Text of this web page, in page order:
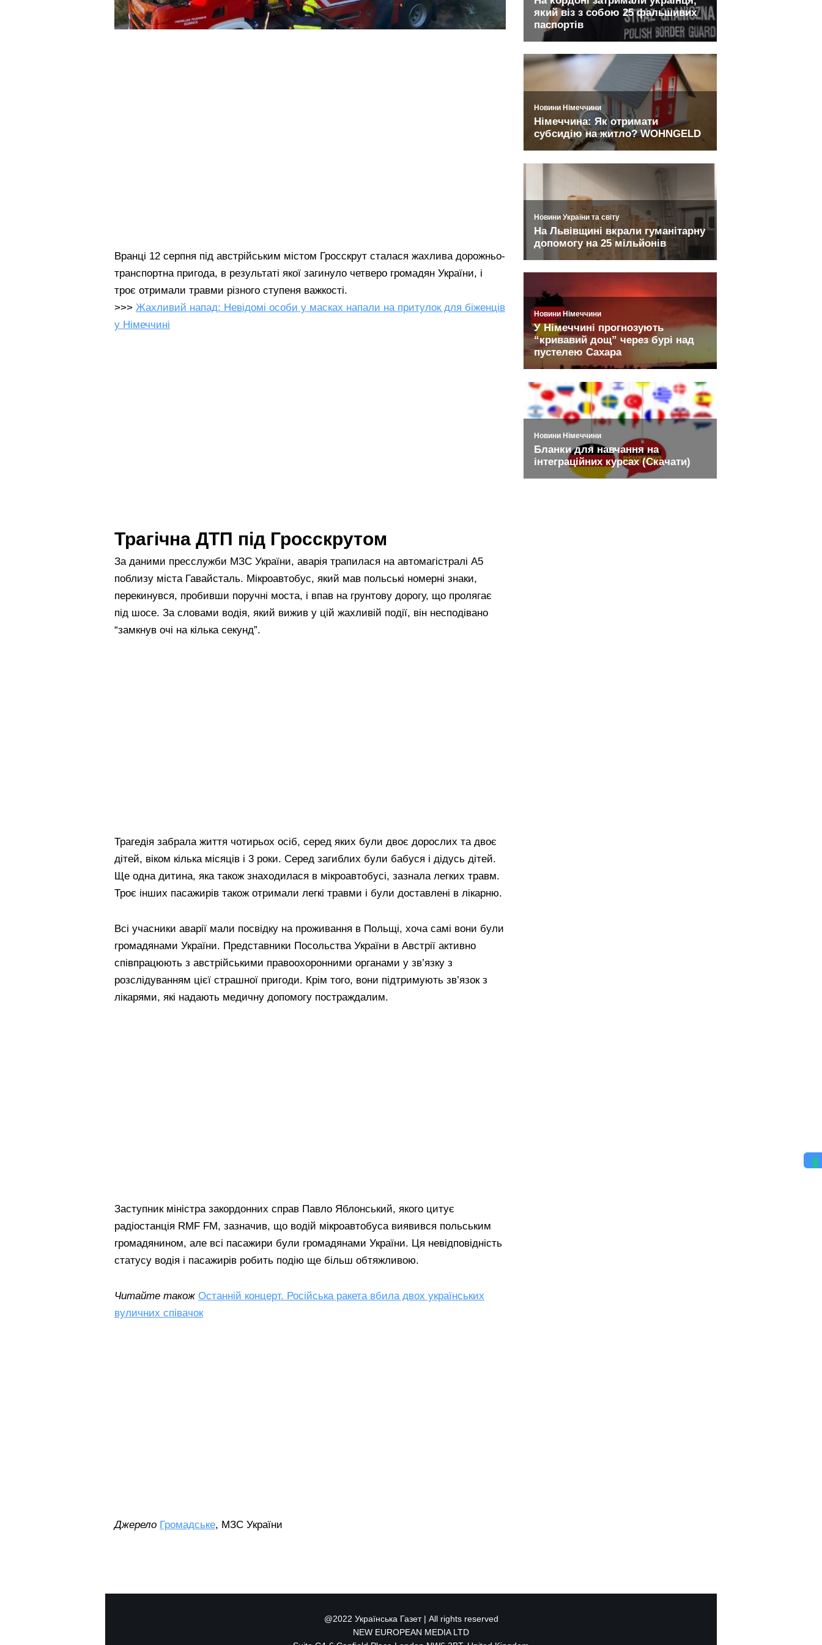
Вранці 12 серпня під австрійським містом Гросскрут сталася жахлива дорожньо-
транспортна пригода, в результаті якої загинуло четверо громадян України, і
троє отримали травми різного ступеня важкості.
>>> Жахливий напад: Невідомі особи у масках напали на притулок для біженців
у Німеччині
Трагічна ДТП під Гросскрутом
За даними пресслужби МЗС України, аварія трапилася на автомагістралі А5
поблизу міста Гавайсталь. Мікроавтобус, який мав польські номерні знаки,
перекинувся, пробивши поручні моста, і впав на грунтову дорогу, що пролягає
під шосе. За словами водія, який вижив у цій жахливій події, він несподівано
“замкнув очі на кілька секунд”.
Трагедія забрала життя чотирьох осіб, серед яких були двоє дорослих та двоє
дітей, віком кілька місяців і 3 роки. Серед загиблих були бабуся і дідусь дітей.
Ще одна дитина, яка також знаходилася в мікроавтобусі, зазнала легких травм.
Троє інших пасажирів також отримали легкі травми і були доставлені в лікарню.
Всі учасники аварії мали посвідку на проживання в Польщі, хоча самі вони були
громадянами України. Представники Посольства України в Австрії активно
співпрацюють з австрійськими правоохоронними органами у зв’язку з
розслідуванням цієї страшної пригоди. Крім того, вони підтримують зв’язок з
лікарями, які надають медичну допомогу постраждалим.
Заступник міністра закордонних справ Павло Яблонський, якого цитує
радіостанція RMF FM, зазначив, що водій мікроавтобуса виявився польським
громадянином, але всі пасажири були громадянами України. Ця невідповідність
статусу водія і пасажирів робить подію ще більш обтяжливою.
Читайте також Останній концерт. Російська ракета вбила двох українських
вуличних співачок
Джерело Громадське, МЗС України
@2022 Українська Газет | All rights reserved
NEW EUROPEAN MEDIA LTD